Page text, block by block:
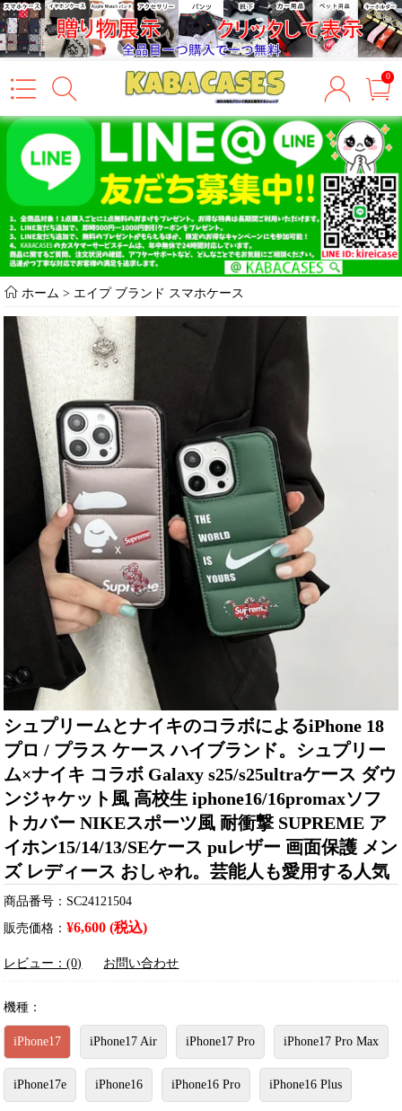
0
ホーム > エイプ ブランド スマホケース
シュプリームとナイキのコラボによるiPhone 18
プロ / プラス ケース ハイブランド。シュプリー
ム×ナイキ コラボ Galaxy s25/s25ultraケース ダウ
ンジャケット風 高校生 iphone16/16promaxソフ
トカバー NIKEスポーツ風 耐衝撃 SUPREME ア
イホン15/14/13/SEケース puレザー 画面保護 メン
ズ レディース おしゃれ。芸能人も愛用する人気
商品番号：SC24121504
販売価格：¥6,600 (税込)
レビュー：(0) お問い合わせ
機種：
iPhone17 iPhone17 Air iPhone17 Pro iPhone17 Pro Max
iPhone17e iPhone16 iPhone16 Pro iPhone16 Plus